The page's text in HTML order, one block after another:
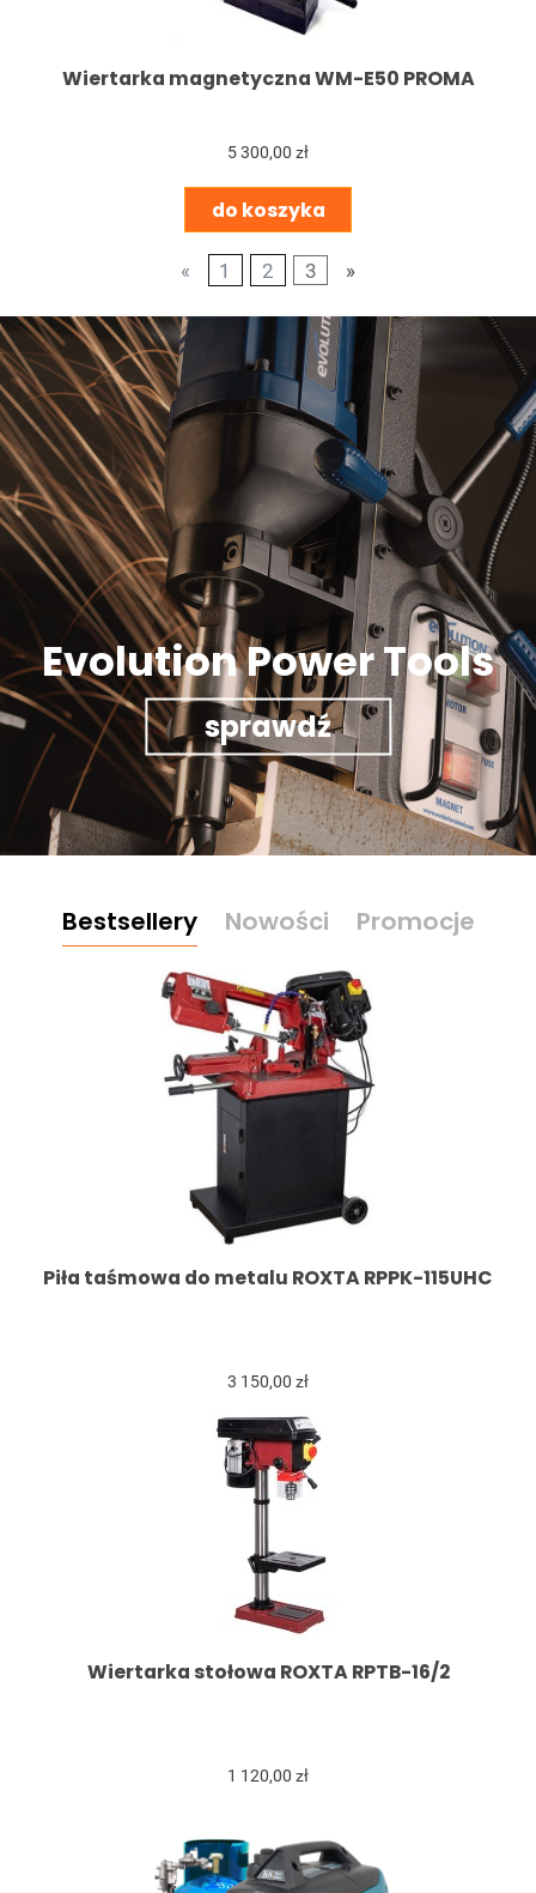
Wiertarka magnetyczna WM-E50 PROMA
5 300,00 zł
do koszyka
« 1 2 3 »
Evolution Power Tools
sprawdź
Bestsellery Nowości Promocje
Piła taśmowa do metalu ROXTA RPPK-115UHC
3 150,00 zł
Wiertarka stołowa ROXTA RPTB-16/2
1 120,00 zł